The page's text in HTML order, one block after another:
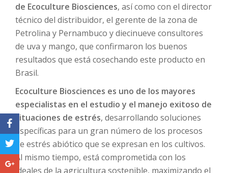
de Ecoculture Biosciences, así como con el director
técnico del distribuidor, el gerente de la zona de
Petrolina y Pernambuco y diecinueve consultores
de uva y mango, que confirmaron los buenos
resultados que está cosechando este producto en
Brasil.
Ecoculture Biosciences es uno de los mayores
especialistas en el estudio y el manejo exitoso de
situaciones de estrés, desarrollando soluciones
específicas para un gran número de los procesos
de estrés abiótico que se expresan en los cultivos.
Al mismo tiempo, está comprometida con los
ideales de la agricultura sostenible, maximizando el